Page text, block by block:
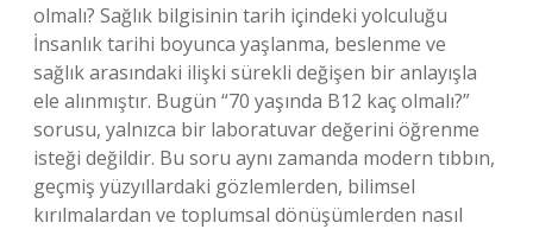
olmalı? Sağlık bilgisinin tarih içindeki yolculuğu
İnsanlık tarihi boyunca yaşlanma, beslenme ve
sağlık arasındaki ilişki sürekli değişen bir anlayışla
ele alınmıştır. Bugün “70 yaşında B12 kaç olmalı?”
sorusu, yalnızca bir laboratuvar değerini öğrenme
isteği değildir. Bu soru aynı zamanda modern tıbbın,
geçmiş yüzyıllardaki gözlemlerden, bilimsel
kırılmalardan ve toplumsal dönüşümlerden nasıl